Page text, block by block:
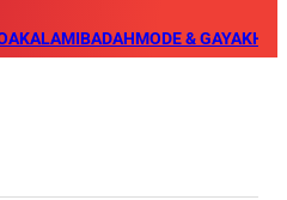
KALAMIBADAHMODE & GAYA